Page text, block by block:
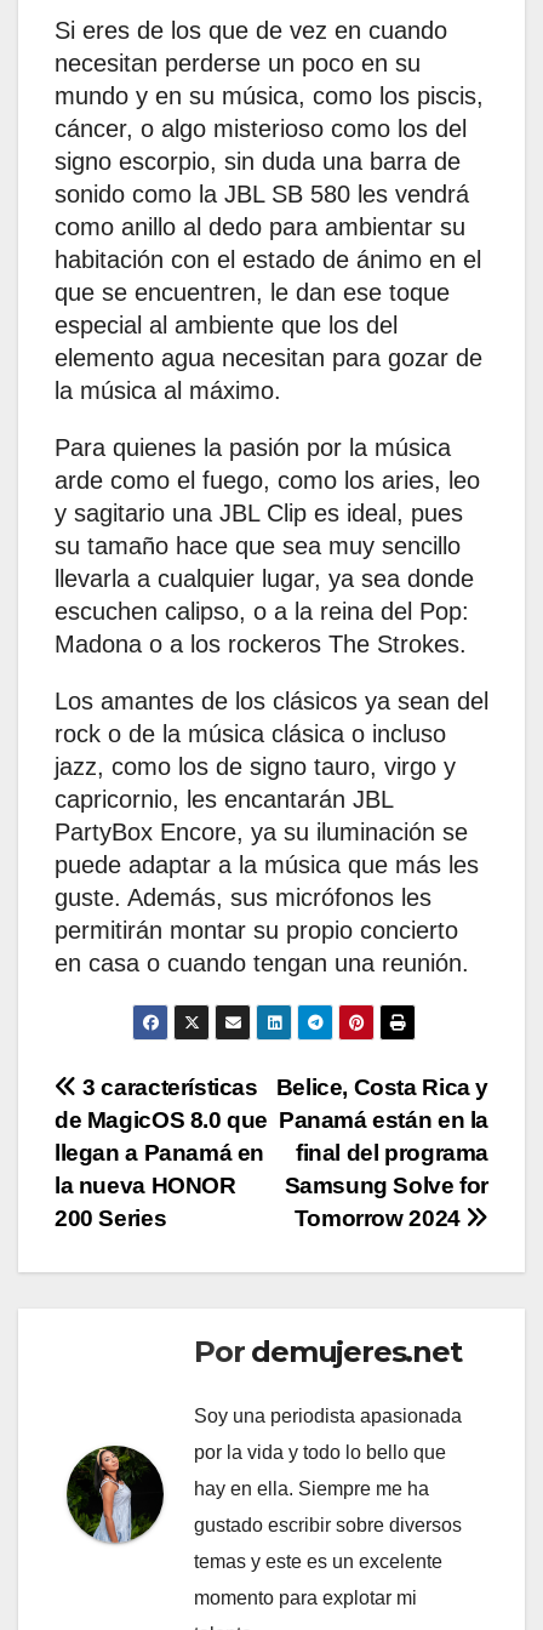
Si eres de los que de vez en cuando
necesitan perderse un poco en su
mundo y en su música, como los piscis,
cáncer, o algo misterioso como los del
signo escorpio, sin duda una barra de
sonido como la JBL SB 580 les vendrá
como anillo al dedo para ambientar su
habitación con el estado de ánimo en el
que se encuentren, le dan ese toque
especial al ambiente que los del
elemento agua necesitan para gozar de
la música al máximo.
Para quienes la pasión por la música
arde como el fuego, como los aries, leo
y sagitario una JBL Clip es ideal, pues
su tamaño hace que sea muy sencillo
llevarla a cualquier lugar, ya sea donde
escuchen calipso, o a la reina del Pop:
Madona o a los rockeros The Strokes.
Los amantes de los clásicos ya sean del
rock o de la música clásica o incluso
jazz, como los de signo tauro, virgo y
capricornio, les encantarán JBL
PartyBox Encore, ya su iluminación se
puede adaptar a la música que más les
guste. Además, sus micrófonos les
permitirán montar su propio concierto
en casa o cuando tengan una reunión.
Navegación
de
entradas
Belice, Costa Rica y
Panamá están en la
final del programa
Samsung Solve for
Tomorrow 2024
3 características
de MagicOS 8.0 que
llegan a Panamá en
la nueva HONOR
200 Series
Por demujeres.net
Soy una periodista apasionada
por la vida y todo lo bello que
hay en ella. Siempre me ha
gustado escribir sobre diversos
temas y este es un excelente
momento para explotar mi